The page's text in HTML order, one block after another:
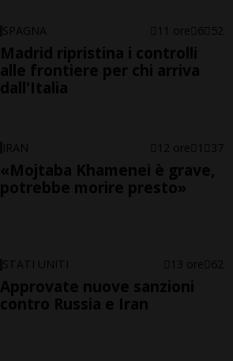
SPAGNA 11 ore 6 52
Madrid ripristina i controlli
alle frontiere per chi arriva
dall'Italia
IRAN 12 ore 1 37
«Mojtaba Khamenei è grave,
potrebbe morire presto»
STATI UNITI 13 ore 62
Approvate nuove sanzioni
contro Russia e Iran